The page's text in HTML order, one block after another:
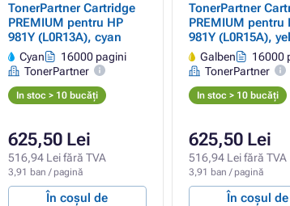
TonerPartner Cartridge
PREMIUM pentru HP
981Y (L0R13A), cyan
Cyan
16000 pagini
TonerPartner
In stoc > 10 bucăți
625,50 Lei
516,94 Lei fără TVA
3,91 ban / pagină
În coșul de
TonerPartner
PREMIUM pentru
981Y (L0R15A),
(galben)
Galben
16000
TonerPartner
In stoc > 10 bucăți
625,50 Lei
516,94 Lei fără TVA
3,91 ban / pagină
În coșul de